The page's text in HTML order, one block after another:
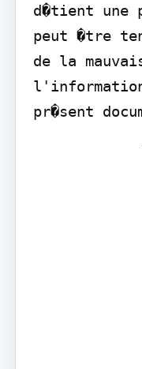
d�tient une
peut �tre
de la
pr�sent